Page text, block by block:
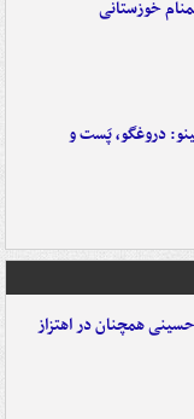
خوزستانی
دروغگو، پَست‌ و
همچنان در اهتزاز